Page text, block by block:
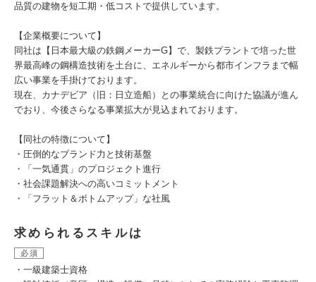
品質の建物を短工期・低コストで提供しています。
【企業概要について】
同社は【日本最大級の鉄鋼メーカーG】で、製鉄プラントで培った世
界最高峰の鋼構造技術を土台に、エネルギーから都市インフラまで幅
広い事業を手掛けております。
現在、カナデビア（旧：日立造船）との事業統合に向けた協議が進ん
でおり、今後さらなる事業拡大が見込まれております。
【同社の特徴について】
・圧倒的なブランド力と技術基盤
・「一気通貫」のプロジェクト進行
・社会課題解決への高いコミットメント
・「フラット＆ボトムアップ」な社風
求められるスキルは
必須
・一級建築士資格